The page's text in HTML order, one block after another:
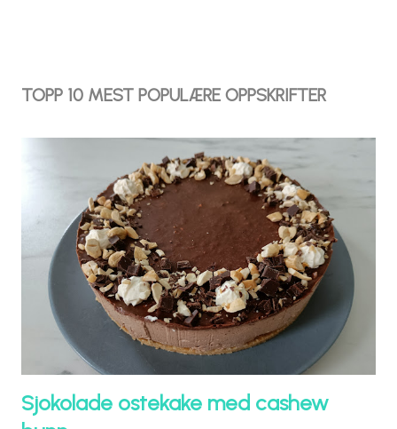
TOPP 10 MEST POPULÆRE OPPSKRIFTER
Sjokolade ostekake med cashew